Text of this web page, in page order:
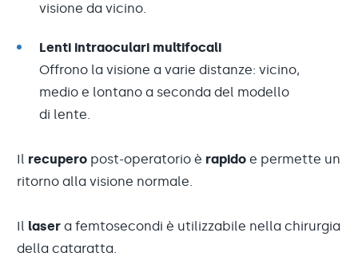
visione da vicino.
Lenti intraoculari multifocali
Offrono la visione a varie distanze: vicino,
medio e lontano a seconda del modello
di lente.
Il recupero post-operatorio è rapido e permette un
ritorno alla visione normale.
Il laser a femtosecondi è utilizzabile nella chirurgia
della cataratta.